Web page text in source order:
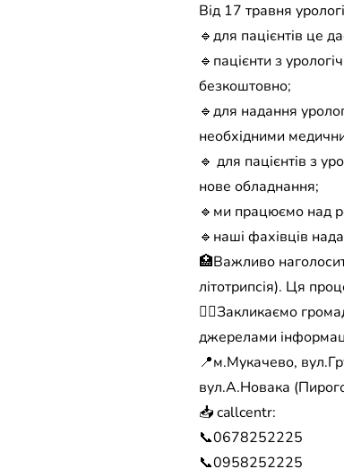
Від 17 травня
🔹для пацієнтів це
🔹пацієнти з
безкоштовно;
🔹для надання
необхідними
🔹 для пацієнтів з
нове обладнання;
🔹ми працюємо над
🔹наші фахівців
🏥Важливо
літотрипсія). Ця
☝🏼Закликаємо
джерелами
📍м.Мукачево,
вул.А.Новака
📥 callcentr:
📞0678252225
📞0958252225